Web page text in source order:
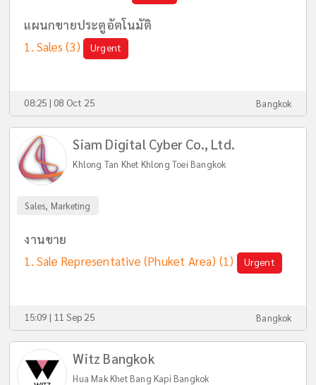
แผนกขายประตูอัตโนมัติ
Sales (3) Urgent
08:25 | 08 Oct 25 Bangkok
Siam Digital Cyber Co., Ltd.
Khlong Tan Khet Khlong Toei Bangkok
Sales, Marketing
งานขาย
Sale Representative (Phuket Area) (1) Urgent
15:09 | 11 Sep 25 Bangkok
Witz Bangkok
Hua Mak Khet Bang Kapi Bangkok